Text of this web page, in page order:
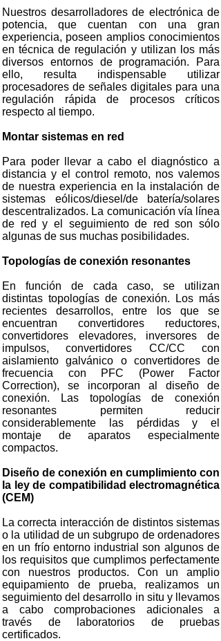
Nuestros desarrolladores de electrónica de
potencia, que cuentan con una gran
experiencia, poseen amplios conocimientos
en técnica de regulación y utilizan los más
diversos entornos de programación. Para
ello, resulta indispensable utilizar
procesadores de señales digitales para una
regulación rápida de procesos críticos
respecto al tiempo.
Montar sistemas en red
Para poder llevar a cabo el diagnóstico a
distancia y el control remoto, nos valemos
de nuestra experiencia en la instalación de
sistemas eólicos/diesel/de batería/solares
descentralizados. La comunicación vía línea
de red y el seguimiento de red son sólo
algunas de sus muchas posibilidades.
Topologías de conexión resonantes
En función de cada caso, se utilizan
distintas topologías de conexión. Los más
recientes desarrollos, entre los que se
encuentran convertidores reductores,
convertidores elevadores, inversores de
impulsos, convertidores CC/CC con
aislamiento galvánico o convertidores de
frecuencia con PFC (Power Factor
Correction), se incorporan al diseño de
conexión. Las topologías de conexión
resonantes permiten reducir
considerablemente las pérdidas y el
montaje de aparatos especialmente
compactos.
Diseño de conexión en cumplimiento con
la ley de compatibilidad electromagnética
(CEM)
La correcta interacción de distintos sistemas
o la utilidad de un subgrupo de ordenadores
en un frío entorno industrial son algunos de
los requisitos que cumplimos perfectamente
con nuestros productos. Con un amplio
equipamiento de prueba, realizamos un
seguimiento del desarrollo in situ y llevamos
a cabo comprobaciones adicionales a
través de laboratorios de pruebas
certificados.